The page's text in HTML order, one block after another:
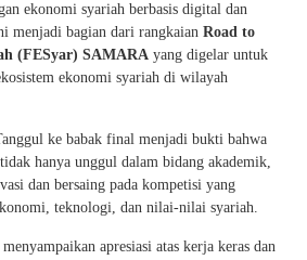
ekonomi syariah berbasis digital dan
menjadi bagian dari rangkaian Road to
(FESyar) SAMARA yang digelar untuk
ekonomi syariah di wilayah
ke babak final menjadi bukti bahwa
hanya unggul dalam bidang akademik,
dan bersaing pada kompetisi yang
teknologi, dan nilai-nilai syariah.
apresiasi atas kerja keras dan